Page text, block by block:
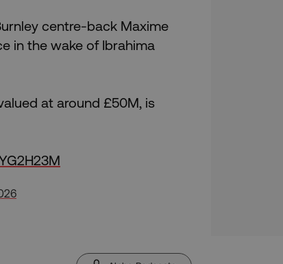
centre-back Maxime
in the wake of Ibrahima
at around £50M, is